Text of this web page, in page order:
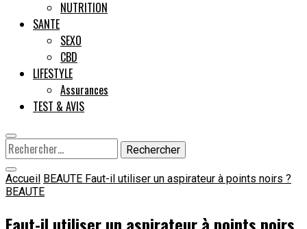
NUTRITION
SANTE
SEXO
CBD
LIFESTYLE
Assurances
TEST & AVIS
Rechercher :
Accueil BEAUTE Faut-il utiliser un aspirateur à points noirs ?
BEAUTE